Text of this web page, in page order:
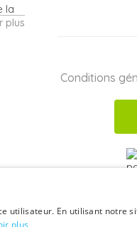
la
plus
Conditions
En utilisant notre
plus